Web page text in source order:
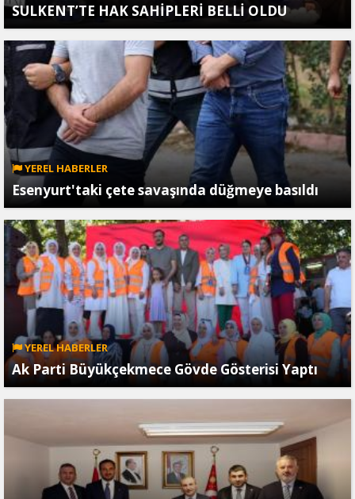
SULKENT’TE HAK SAHİPLERİ BELLİ OLDU
YEREL HABERLER
Esenyurt'taki çete savaşında düğmeye basıldı
YEREL HABERLER
Ak Parti Büyükçekmece Gövde Gösterisi Yaptı